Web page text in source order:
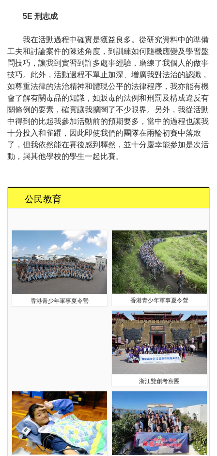
5E 刑志成
我在活動過程中確實是獲益良多。從研究資料中的準備
工夫和討論案件的陳述角度，到訓練如何隨機應變及學習盤
問技巧，讓我到實習到許多處事經驗，磨練了我個人的做事
技巧。此外，活動過程不單止加深、增廣我對法治的認識，
如尊重法律的法治精神和體現公平的法律程序，我亦能有機
會了解有關毒品的知識，如販毒的法例和刑罰及構成違反有
關條例的要素，確實讓我擴闊了不少眼界。另外，我從活動
中得到的比起我參加活動前的預期要多，當中的過程也讓我
十分投入和雀躍，因此即使我們的團隊在兩輪初賽中落敗
了，但我依然能在賽後感到釋然，並十分慶幸能參加是次活
動，與其他學校的學生一起比賽。
公民教育
香港青少年軍事夏令營 香港青少年軍事夏令營
浙江雙創考察團